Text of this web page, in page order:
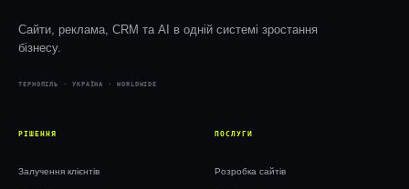
Сайти, реклама, CRM та AI в одній системі зростання
бізнесу.
ТЕРНОПІЛЬ · УКРАЇНА · WORLDWIDE
РІШЕННЯ
Залучення клієнтів
ПОСЛУГИ
Розробка сайтів